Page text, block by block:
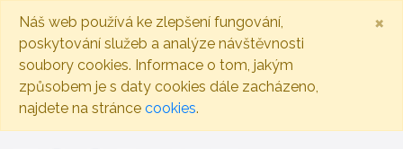
Náš web používá ke zlepšení fungování,
poskytování služeb a analýze návštěvnosti
soubory cookies. Informace o tom, jakým
způsobem je s daty cookies dále zacházeno,
najdete na stránce cookies.
×